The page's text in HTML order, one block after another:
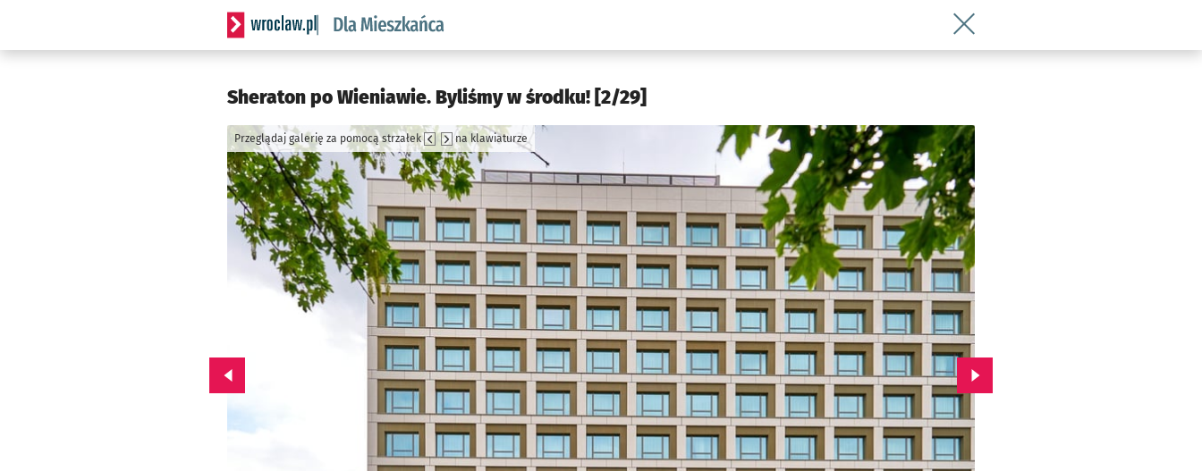
Serwis informacyjny wroclaw.pl podserwis: Dla mieszkańca
Wróć do artykułu Sheraton po
Sheraton po Wieniawie. Byliśmy w środku! [2/29]
Przeglądaj galerię za pomocą strzałek na klawiaturze
Przejdź do poprzedniego zdjęcia. Przejdź do kolejnego zdjęcia.